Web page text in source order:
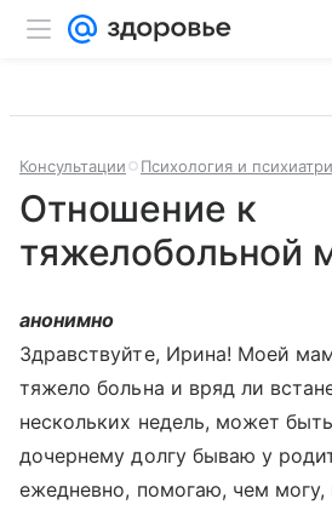
Консультации Психология и
Отношение к
тяжелобольной
анонимно
Здравствуйте, Ирина! Моей
тяжело больна и вряд ли
нескольких недель, может
дочернему долгу бываю у
ежедневно, помогаю, чем могу,